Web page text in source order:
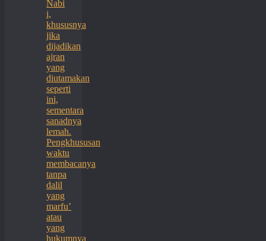
Nabi
i,
khususnya
jika
dijadikan
ajran
yang
diutamakan
seperti
ini,
sementara
sanadnya
lemah.
Pengkhususan
waktu
membacanya
tanpa
dalil
yang
marfu’
atau
yang
hukumnya